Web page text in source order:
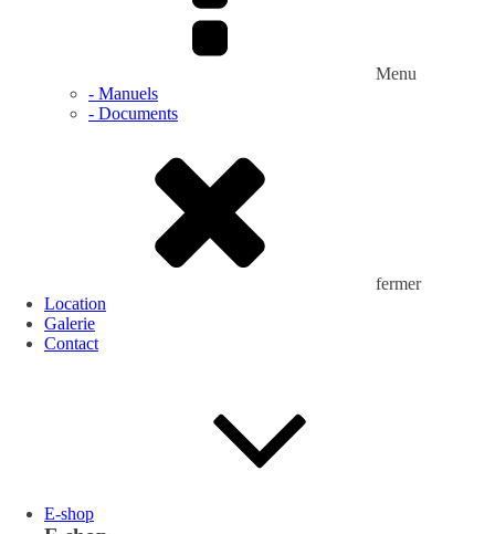
Menu
- Manuels
- Documents
fermer
Location
Galerie
Contact
E-shop